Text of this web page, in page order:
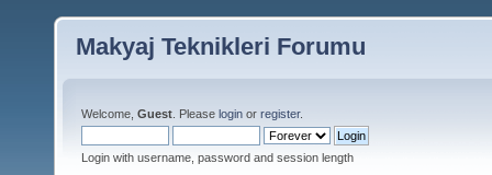
Makyaj Teknikleri Forumu
Welcome, Guest . Please login or register.
Login with username, password and session length